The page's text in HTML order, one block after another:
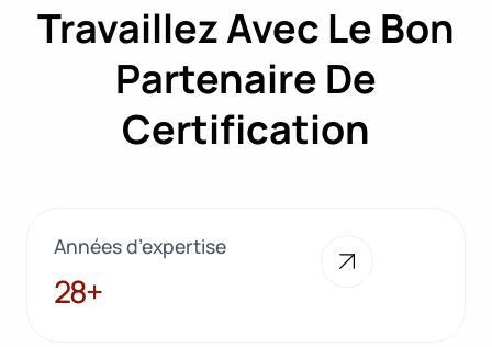
Travaillez Avec Le Bon
Partenaire De
Certification
Années d’expertise
28+
28+